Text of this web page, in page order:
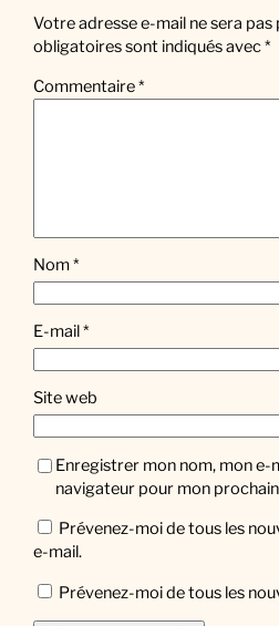
Votre adresse e-mail ne sera pas
obligatoires sont indiqués avec*
Commentaire*
Nom*
E-mail*
Site web
Enregistrer mon nom, mon e-
navigateur pour mon
Prévenez-moi de tous les
e-mail.
Prévenez-moi de tous les